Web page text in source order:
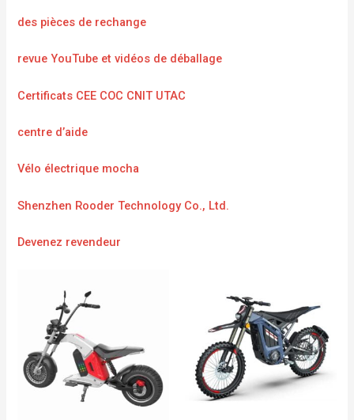
des pièces de rechange
revue YouTube et vidéos de déballage
Certificats CEE COC CNIT UTAC
centre d’aide
Vélo électrique mocha
Shenzhen Rooder Technology Co., Ltd.
Devenez revendeur